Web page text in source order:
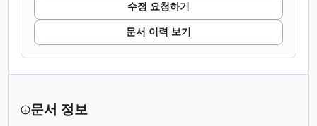
수정 요청하기
문서 이력 보기
문서 정보